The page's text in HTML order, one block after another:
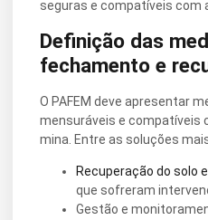
seguras e compatíveis com
Definição das
fechamento e
O PAFEM deve apresentar
mensuráveis e compatíveis
mina. Entre as soluções
Recuperação do solo
que sofreram
Gestão e